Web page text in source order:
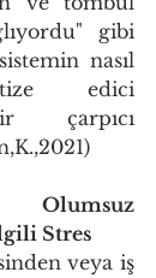
gibi
nasıl
edici
çarpıcı
Olumsuz
Stres
veya iş